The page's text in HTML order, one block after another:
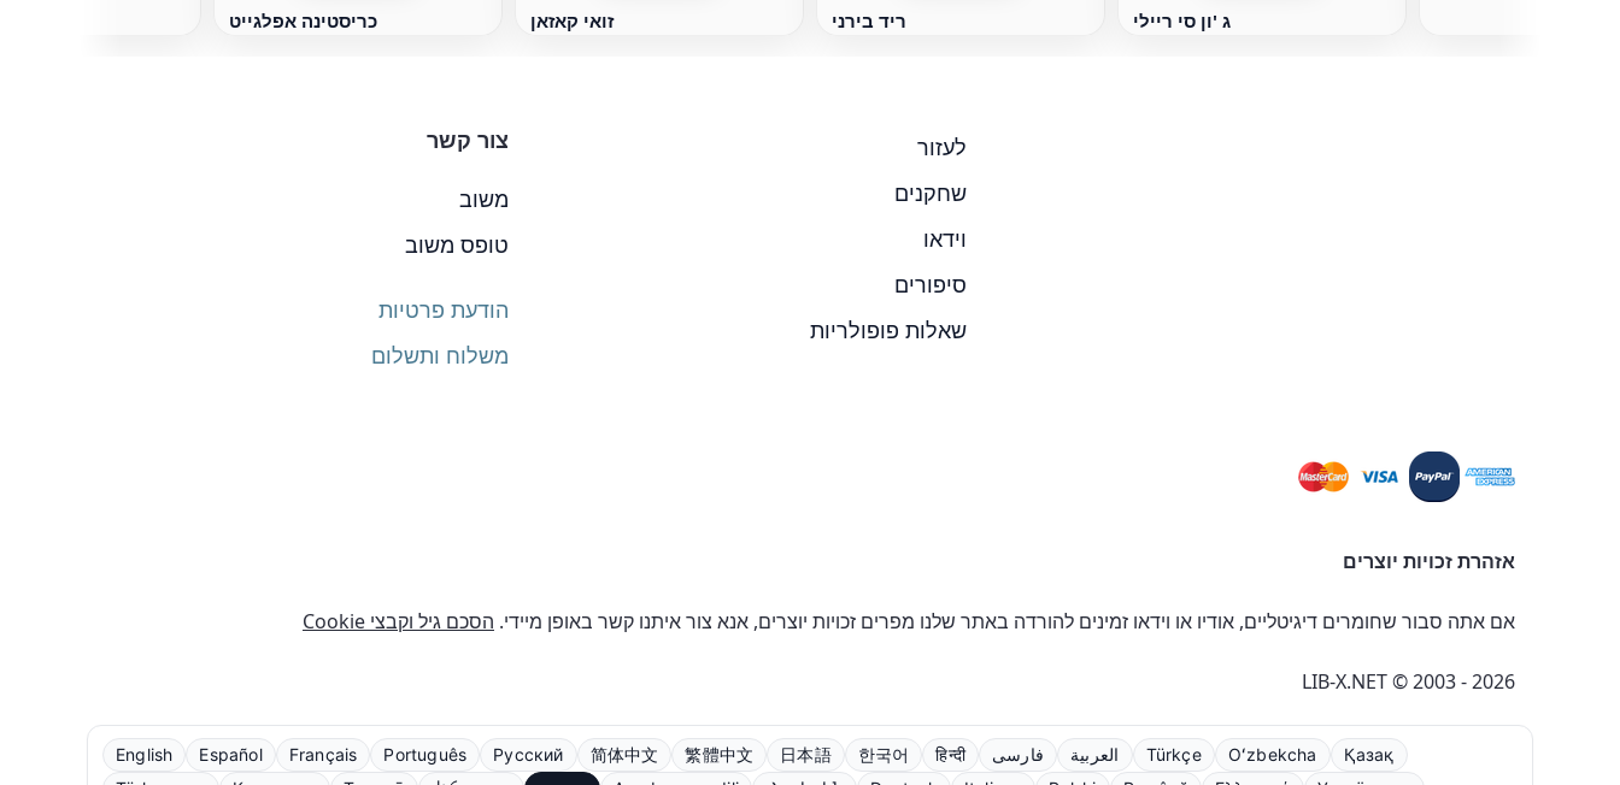
כריסטינה אפלגייט זואי קאזאן ריד בירני ג 'ון סי ריילי
צור קשר
משוב
טופס משוב
הודעת פרטיות
משלוח ותשלום
לעזור
שחקנים
וידאו
סיפורים
שאלות פופולריות
אזהרת זכויות יוצרים
אם אתה סבור שחומרים דיגיטליים, אודיו או וידאו זמינים להורדה באתר שלנו מפרים זכויות יוצרים, אנא צור איתנו קשר באופן מיידי. הסכם גיל וקבצי Cookie
LIB-X.NET © 2003 - 2026
English Español Français Português Русский 简体中文 繁體中文 日本語 한국어 हिन्दी فارسی العربية Türkçe Oʻzbekcha
Қазақ